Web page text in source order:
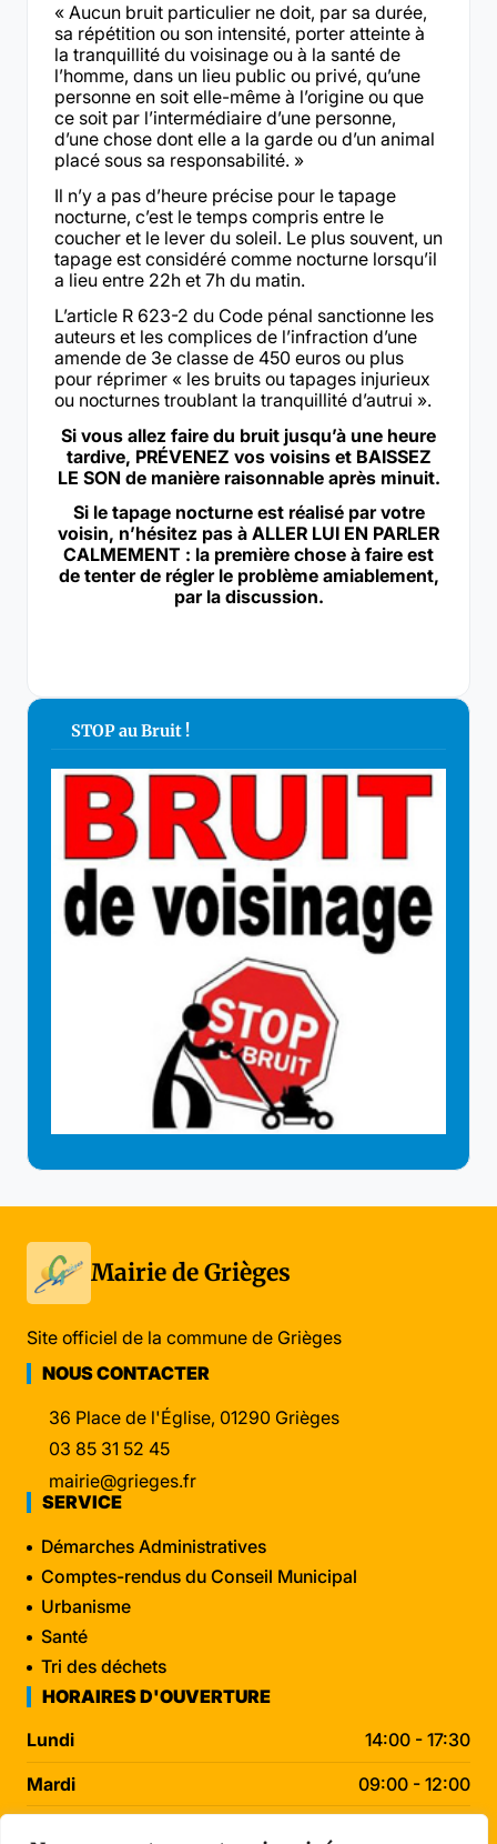
« Aucun bruit particulier ne doit, par sa durée,
sa répétition ou son intensité, porter atteinte à
la tranquillité du voisinage ou à la santé de
l’homme, dans un lieu public ou privé, qu’une
personne en soit elle-même à l’origine ou que
ce soit par l’intermédiaire d’une personne,
d’une chose dont elle a la garde ou d’un animal
placé sous sa responsabilité. »
Il n’y a pas d’heure précise pour le tapage
nocturne, c’est le temps compris entre le
coucher et le lever du soleil. Le plus souvent, un
tapage est considéré comme nocturne lorsqu’il
a lieu entre 22h et 7h du matin.
L’article R 623-2 du Code pénal sanctionne les
auteurs et les complices de l’infraction d’une
amende de 3e classe de 450 euros ou plus
pour réprimer « les bruits ou tapages injurieux
ou nocturnes troublant la tranquillité d’autrui ».
Si vous allez faire du bruit jusqu’à une heure
tardive, PRÉVENEZ vos voisins et BAISSEZ
LE SON de manière raisonnable après minuit.
Si le tapage nocturne est réalisé par votre
voisin, n’hésitez pas à ALLER LUI EN PARLER
CALMEMENT : la première chose à faire est
de tenter de régler le problème amiablement,
par la discussion.
STOP au Bruit !
Mairie de Grièges
Site officiel de la commune de Grièges
NOUS CONTACTER
36 Place de l'Église, 01290 Grièges
03 85 31 52 45
mairie@grieges.fr
SERVICE
Démarches Administratives
Comptes-rendus du Conseil Municipal
Urbanisme
Santé
Tri des déchets
HORAIRES D'OUVERTURE
Lundi
14:00 - 17:30
Mardi
09:00 - 12:00